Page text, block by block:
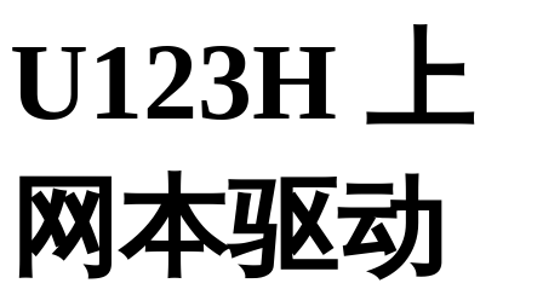
U123H 上
网本驱动